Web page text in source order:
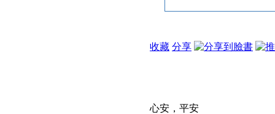
收藏 分享
心安，平安